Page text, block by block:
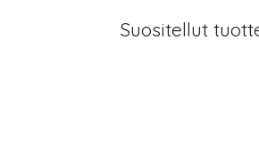
Suositellut